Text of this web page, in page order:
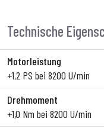
Technische
Motorleistung
+1,2 PS bei 8200 U/min
Drehmoment
+1,0 Nm bei 8200 U/min